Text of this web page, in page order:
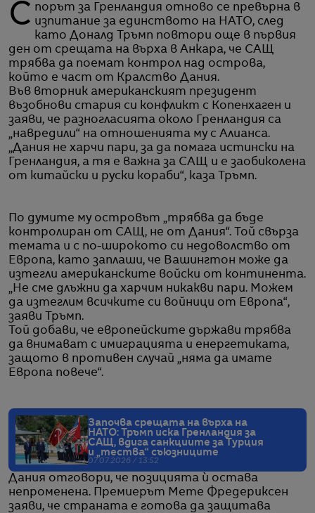
Спорът за Гренландия отново се превърна в изпитание за единството на НАТО, след
като Доналд Тръмп повтори още в първия
ден от срещата на върха в Анкара, че САЩ
трябва да поемат контрол над острова,
който е част от Кралство Дания.
Във вторник американският президент
възобнови стария си конфликт с Копенхаген и
заяви, че разногласията около Гренландия са
„навредили“ на отношенията му с Алианса.
„Дания не харчи пари, за да помага истински на
Гренландия, а тя е важна за САЩ и е заобиколена
от китайски и руски кораби“, каза Тръмп.
По думите му островът „трябва да бъде
контролиран от САЩ, не от Дания“. Той свърза
темата и с по-широкото си недоволство от
Европа, като заплаши, че Вашингтон може да
изтегли американските войски от континента.
„Не сме длъжни да харчим никакви пари. Можем
да изтеглим всичките си войници от Европа“,
заяви Тръмп.
Той добави, че европейските държави трябва
да внимават с имиграцията и енергетиката,
защото в противен случай „няма да имате
Европа повече“.
Започва срещата на върха на
НАТО: Тръмп иска Гренландия за
САЩ, вдига санкциите за Турция
и „тества“ съюзниците
07.07.2026 / 13:52
Дания отговори, че позицията ѝ остава
непроменена. Премиерът Мете Фредериксен
заяви, че страната е готова да защитава